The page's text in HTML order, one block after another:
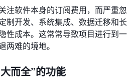
注软件本身的订阅费用，而严重忽
制开发、系统集成、数据迁移和长
性成本。这常常导致项目进行到一
两难的境地。
而全”的功能